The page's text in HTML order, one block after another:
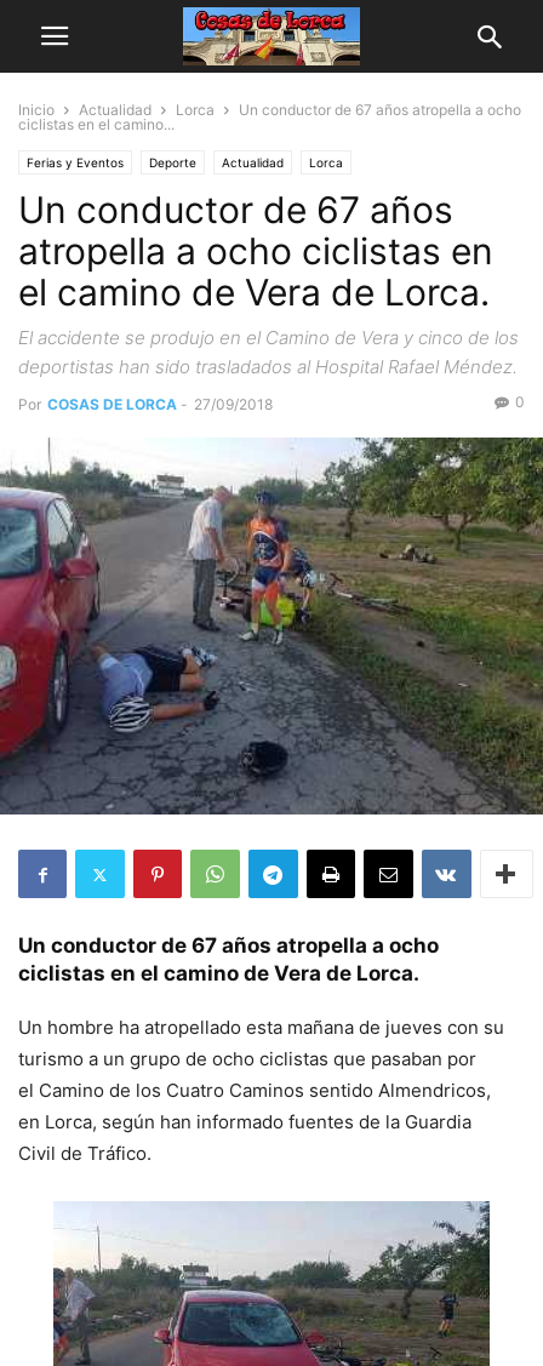
Inicio Actualidad Lorca
Un conductor de 67 años atropella a ocho
ciclistas en el camino...
Ferias y Eventos Deporte Actualidad Lorca
Un conductor de 67 años
atropella a ocho ciclistas en
el camino de Vera de Lorca.
El accidente se produjo en el Camino de Vera y cinco de los
deportistas han sido trasladados al Hospital Rafael Méndez.
Por COSAS DE LORCA - 27/09/2018 0
Un conductor de 67 años atropella a ocho
ciclistas en el camino de Vera de Lorca.
Un hombre ha atropellado esta mañana de jueves con su
turismo a un grupo de ocho ciclistas que pasaban por
el Camino de los Cuatro Caminos sentido Almendricos,
en Lorca, según han informado fuentes de la Guardia
Civil de Tráfico.